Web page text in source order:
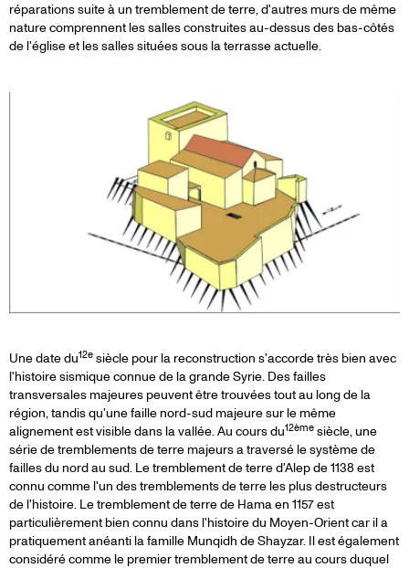
réparations suite à un tremblement de terre, d'autres murs de même
nature comprennent les salles construites au-dessus des bas-côtés
de l'église et les salles situées sous la terrasse actuelle.
Une date du12e siècle pour la reconstruction s'accorde très bien avec
l'histoire sismique connue de la grande Syrie. Des failles
transversales majeures peuvent être trouvées tout au long de la
région, tandis qu'une faille nord-sud majeure sur le même
alignement est visible dans la vallée. Au cours du12ème siècle, une
série de tremblements de terre majeurs a traversé le système de
failles du nord au sud. Le tremblement de terre d'Alep de 1138 est
connu comme l'un des tremblements de terre les plus destructeurs
de l'histoire. Le tremblement de terre de Hama en 1157 est
particulièrement bien connu dans l'histoire du Moyen-Orient car il a
pratiquement anéanti la famille Munqidh de Shayzar. Il est également
considéré comme le premier tremblement de terre au cours duquel